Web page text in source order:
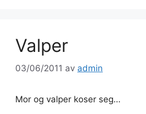
Valper
03/06/2011 av admin
Mor og valper koser seg…